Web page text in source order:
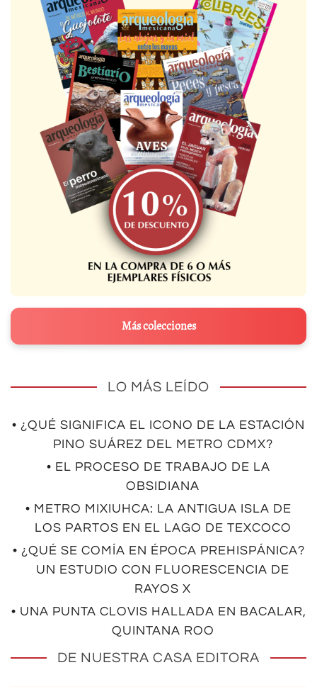
Más colecciones
LO MÁS LEÍDO
• ¿QUÉ SIGNIFICA EL ICONO DE LA ESTACIÓN
PINO SUÁREZ DEL METRO CDMX?
• EL PROCESO DE TRABAJO DE LA
OBSIDIANA
• METRO MIXIUHCA: LA ANTIGUA ISLA DE
LOS PARTOS EN EL LAGO DE TEXCOCO
• ¿QUÉ SE COMÍA EN ÉPOCA PREHISPÁNICA?
UN ESTUDIO CON FLUORESCENCIA DE
RAYOS X
• UNA PUNTA CLOVIS HALLADA EN BACALAR,
QUINTANA ROO
DE NUESTRA CASA EDITORA